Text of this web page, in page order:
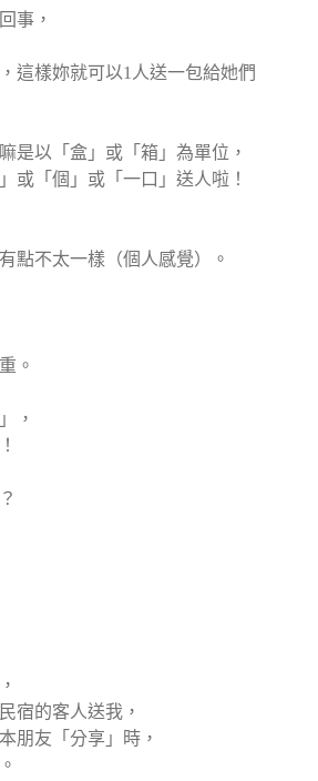
事，
這樣妳就可以1人送一包給她們
是以「盒」或「箱」為單位，
或「個」或「一口」送人啦！
點不太一樣（個人感覺）。
。
，
宿的客人送我，
朋友「分享」時，